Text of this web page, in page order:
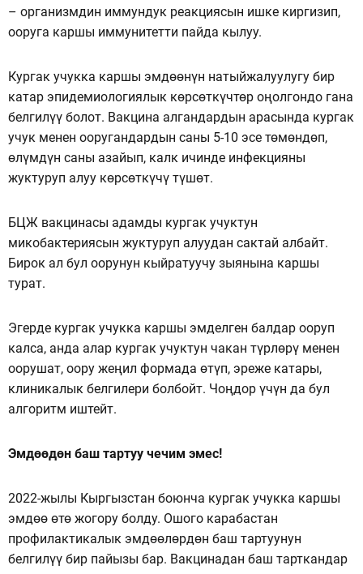
– организмдин иммундук реакциясын ишке киргизип,
ооруга каршы иммунитетти пайда кылуу.
Кургак учукка каршы эмдөөнүн натыйжалуулугу бир
катар эпидемиологиялык көрсөткүчтөр оңолгондо гана
белгилүү болот. Вакцина алгандардын арасында кургак
учук менен ооругандардын саны 5-10 эсе төмөндөп,
өлүмдүн саны азайып, калк ичинде инфекцияны
жуктуруп алуу көрсөткүчү түшөт.
БЦЖ вакцинасы адамды кургак учуктун
микобактериясын жуктуруп алуудан сактай албайт.
Бирок ал бул оорунун кыйратуучу зыянына каршы
турат.
Эгерде кургак учукка каршы эмделген балдар ооруп
калса, анда алар кургак учуктун чакан түрлөрү менен
оорушат, оору жеңил формада өтүп, эреже катары,
клиникалык белгилери болбойт. Чоңдор үчүн да бул
алгоритм иштейт.
Эмдөөдөн баш тартуу чечим эмес!
2022-жылы Кыргызстан боюнча кургак учукка каршы
эмдөө өтө жогору болду. Ошого карабастан
профилактикалык эмдөөлөрдөн баш тартуунун
белгилүү бир пайызы бар. Вакцинадан баш тарткандар